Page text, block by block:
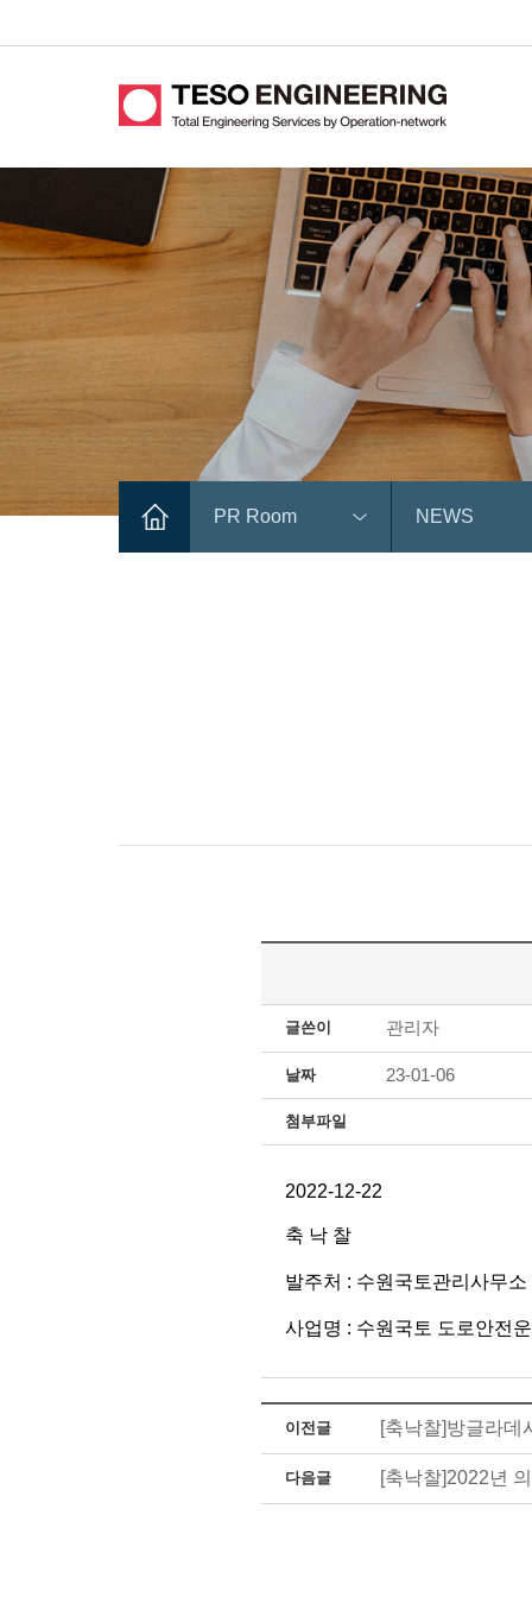
PR Room NEWS
글쓴이 관리자
날짜 23-01-06
첨부파일
2022-12-22
축 낙 찰
발주처 : 수원국토관리사무소
사업명 : 수원국토 도로안전
이전글 [축낙찰]방글라데
다음글 [축낙찰]2022년